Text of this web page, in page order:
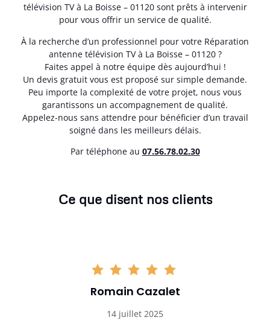
télévision TV à La Boisse – 01120 sont prêts à intervenir
pour vous offrir un service de qualité.
À la recherche d’un professionnel pour votre Réparation
antenne télévision TV à La Boisse – 01120 ?
Faites appel à notre équipe dès aujourd’hui !
Un devis gratuit vous est proposé sur simple demande.
Peu importe la complexité de votre projet, nous vous
garantissons un accompagnement de qualité.
Appelez-nous sans attendre pour bénéficier d’un travail
soigné dans les meilleurs délais.
Par téléphone au 07.56.78.02.30
Ce que disent nos clients
Romain Cazalet
14 juillet 2025